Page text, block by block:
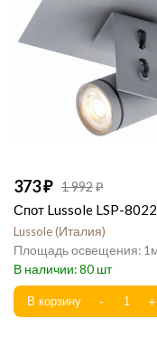
373 1 992
Спот Lussole LSP-8022
Lussole Италия
1
80